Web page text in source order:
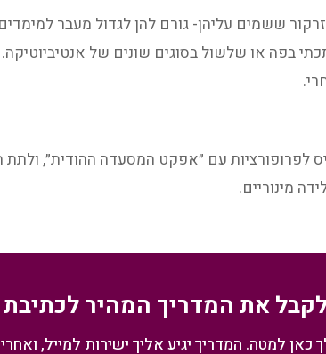
ששמים עליהן- גורם להן לגדול מעבר
בפה או שלשול בסוגים שונים של
לפרופורציות עם ״אפקט המסעדה ההודית״,
מינוריים.
את המדריך המהיר
למטה. המדריך יגיע אליך ישירות למייל,